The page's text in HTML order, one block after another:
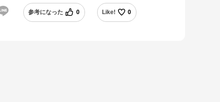
参考になった 0 Like! 0